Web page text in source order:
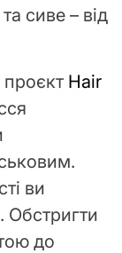
сиве – від
Hair
ви
Обстригти
до